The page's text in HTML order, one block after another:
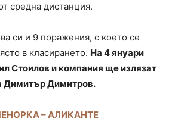
средна дистанция.
си и 9 поражения, с което се
в класирането. На 4 януари
Стоилов и компания ще излязат
Димитър Димитров.
– АЛИКАНТЕ